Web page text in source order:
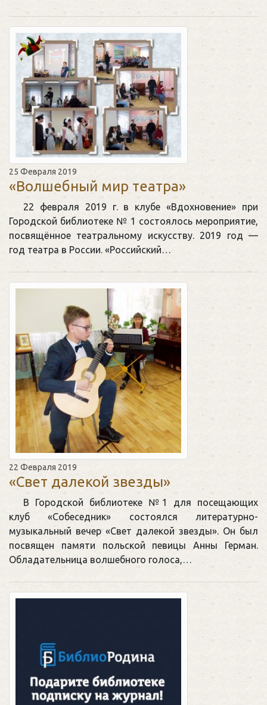
25 Февраля 2019
«Волшебный мир театра»
22 февраля 2019 г. в клубе «Вдохновение» при
Городской библиотеке № 1 состоялось мероприятие,
посвящённое театральному искусству. 2019 год —
год театра в России. «Российский…
22 Февраля 2019
«Свет далекой звезды»
В Городской библиотеке №1 для посещающих
клуб «Собеседник» состоялся литературно-
музыкальный вечер «Свет далекой звезды». Он был
посвящен памяти польской певицы Анны Герман.
Обладательница волшебного голоса,…